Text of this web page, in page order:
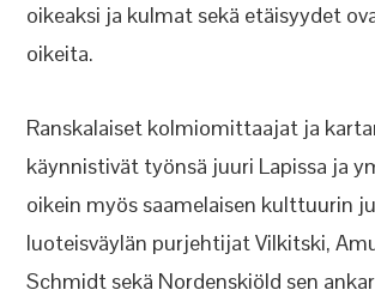
oikeaksi ja kulmat sekä etäisyydet
oikeita.
Ranskalaiset kolmiomittaajat ja
käynnistivät työnsä juuri Lapissa ja
oikein myös saamelaisen kulttuurin
luoteisväylän purjehtijat Vilkitski,
Schmidt sekä Nordenskiöld sen